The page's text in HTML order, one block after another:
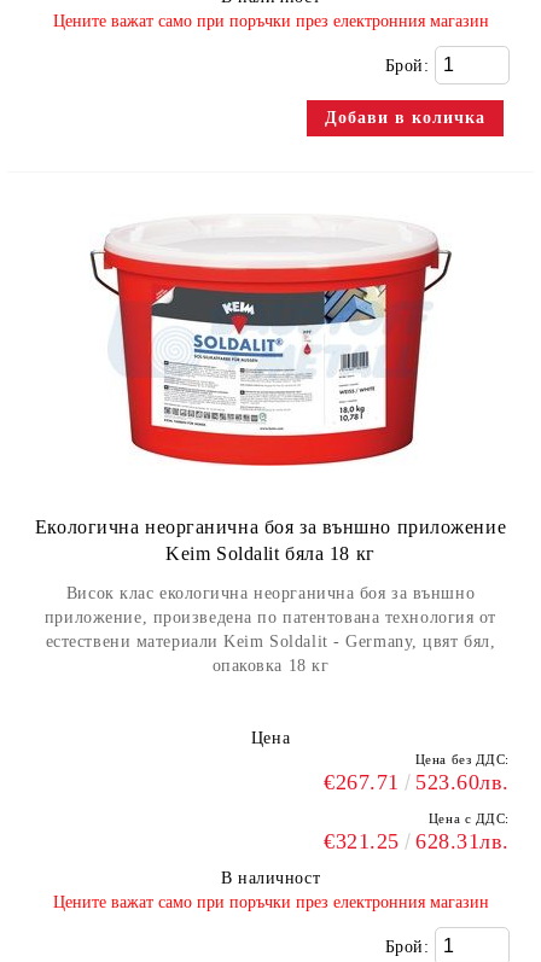
​Цените важат само при поръчки през електронния магазин
Брой:
Екологична неорганична боя за външно приложение
Keim Soldalit бяла 18 кг
Висок клас екологична неорганична боя за външно
приложение, произведена по патентована технология от
естествени материали Keim Soldalit - Germany, цвят бял,
опаковка 18 кг
Цена
Цена без ДДС:
€267.71 523.60лв.
Цена с ДДС:
€321.25 628.31лв.
В наличност
​Цените важат само при поръчки през електронния магазин
Брой: